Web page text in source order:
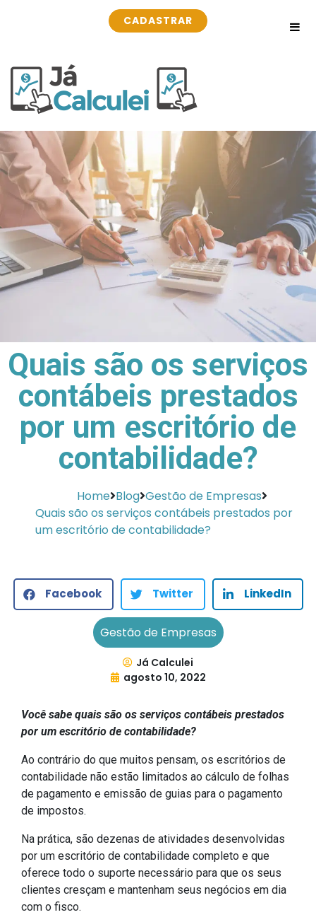
CADASTRAR
Quais são os serviços
contábeis prestados
por um escritório de
contabilidade?
Home Blog Gestão de Empresas
Quais são os serviços contábeis prestados por
um escritório de contabilidade?
Facebook Twitter LinkedIn
Gestão de Empresas
Já Calculei
agosto 10, 2022
Você sabe quais são os serviços contábeis prestados
por um escritório de contabilidade?
Ao contrário do que muitos pensam, os escritórios de
contabilidade não estão limitados ao cálculo de folhas
de pagamento e emissão de guias para o pagamento
de impostos.
Na prática, são dezenas de atividades desenvolvidas
por um escritório de contabilidade completo e que
oferece todo o suporte necessário para que os seus
clientes cresçam e mantenham seus negócios em dia
com o fisco.